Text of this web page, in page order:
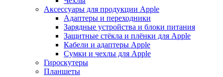
Аксессуары для продукции Apple
Адаптеры и переходники
Зарядные устройства и блоки питания
Защитные стёкла и плёнки для Apple
Кабели и адаптеры Apple
Сумки и чехлы для Apple
Гироскутеры
Планшеты